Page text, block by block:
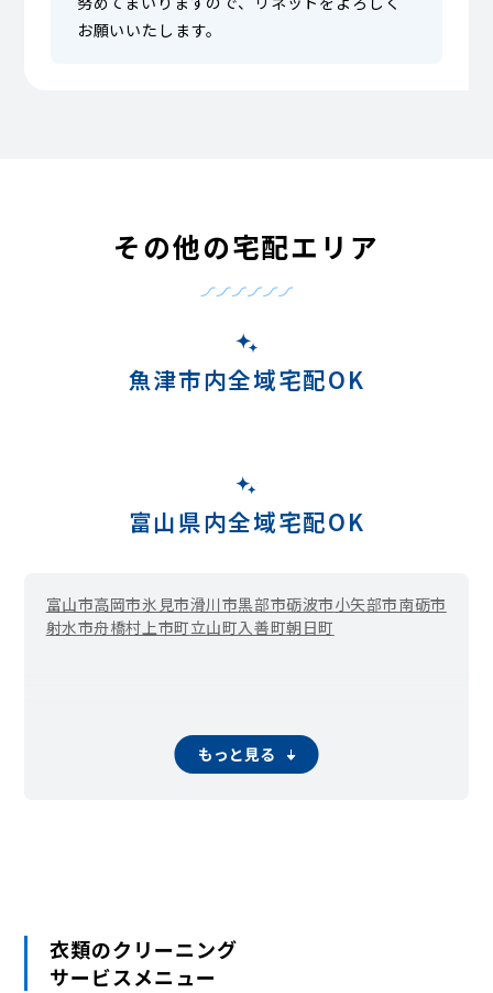
お願いいたします。
その他の宅配エリア
魚津市内全域宅配OK
富山県内全域宅配OK
富山市高岡市氷見市滑川市黒部市砺波市小矢部市南砺市
射水市舟橋村 上市町立山町入善町朝日町
もっと見る
衣類のクリーニング
サービスメニュー